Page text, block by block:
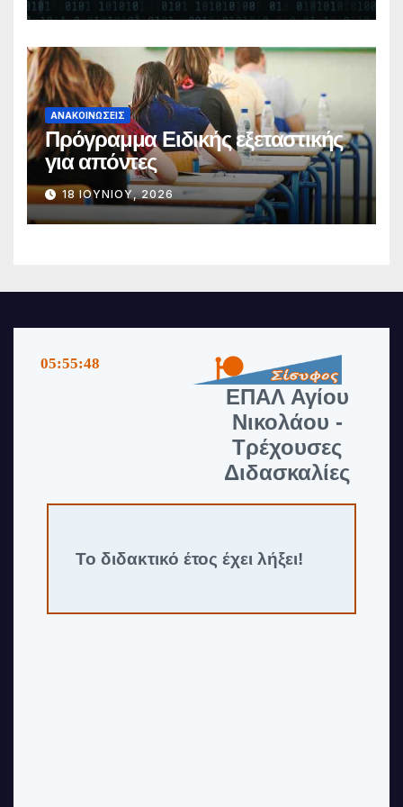
ΓΕ.Λ., ΕΠΑ.Λ. και Π.ΕΠΑ.Λ., για το
σχολικό έτος 2026-2027
ΑΝΑΚΟΙΝΏΣΕΙΣ
Πρόγραμμα Ειδικής εξεταστικής
για απόντες
18 ΙΟΥΝΊΟΥ, 2026